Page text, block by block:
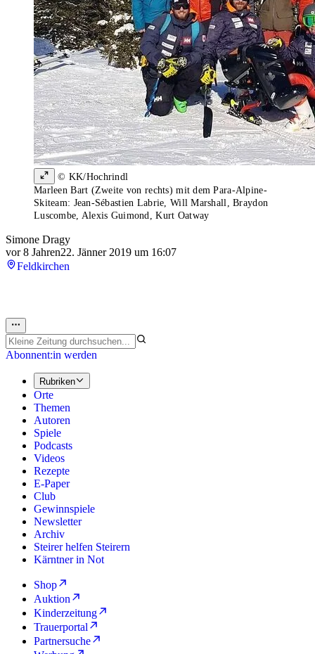
© KK/Hochrindl
Marleen Bart (Zweite von rechts) mit dem Para-Alpine-
Skiteam: Jean-Sébastien Labrie, Will Marshall, Braydon
Luscombe, Alexis Guimond, Kurt Oatway
Simone Dragy
vor 8 Jahren22. Jänner 2019 um 16:07
Feldkirchen
Abonnent:in werden
Rubriken
Orte
Themen
Autoren
Spiele
Podcasts
Videos
Rezepte
E-Paper
Club
Gewinnspiele
Newsletter
Archiv
Steirer helfen Steirern
Kärntner in Not
Shop
Auktion
Kinderzeitung
Trauerportal
Partnersuche